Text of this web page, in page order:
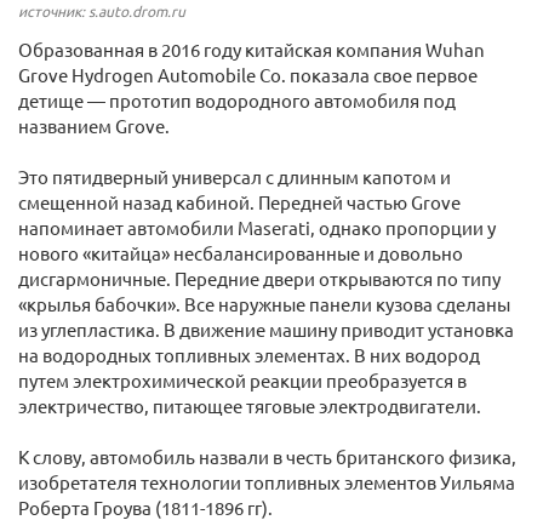
источник: s.auto.drom.ru
Образованная в 2016 году китайская компания Wuhan
Grove Hydrogen Automobile Co. показала свое первое
детище — прототип водородного автомобиля под
названием Grove.
Это пятидверный универсал с длинным капотом и
смещенной назад кабиной. Передней частью Grove
напоминает автомобили Maserati, однако пропорции у
нового «китайца» несбалансированные и довольно
дисгармоничные. Передние двери открываются по типу
«крылья бабочки». Все наружные панели кузова сделаны
из углепластика. В движение машину приводит установка
на водородных топливных элементах. В них водород
путем электрохимической реакции преобразуется в
электричество, питающее тяговые электродвигатели.
К слову, автомобиль назвали в честь британского физика,
изобретателя технологии топливных элементов Уильяма
Роберта Гроува (1811-1896 гг).